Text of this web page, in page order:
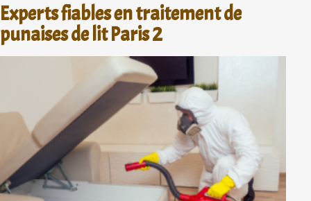
Experts fiables en traitement de
punaises de lit Paris 2